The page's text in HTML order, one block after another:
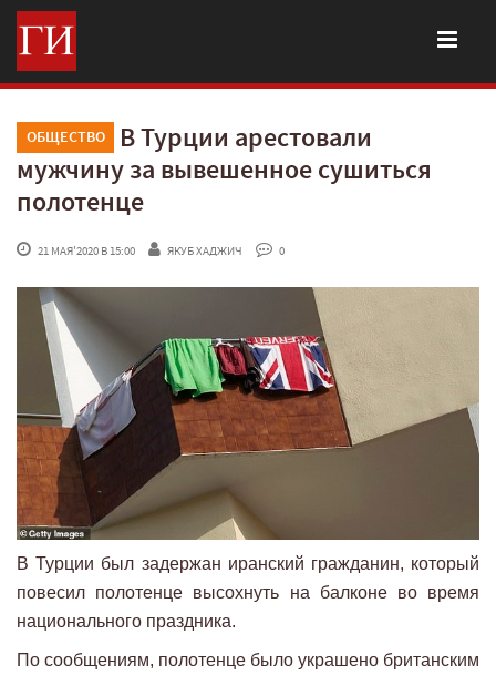
ОБЩЕСТВО
В Турции арестовали
мужчину за вывешенное сушиться
полотенце
21 МАЯ'2020 В 15:00 ЯКУБ ХАДЖИЧ 0
В Турции был задержан иранский гражданин, который
повесил полотенце высохнуть на балконе во время
национального праздника.
По сообщениям, полотенце было украшено британским